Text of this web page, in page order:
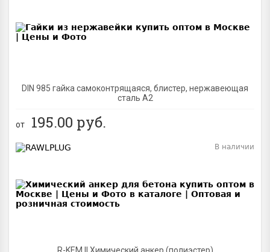
DIN 985 гайка самоконтрящаяся, блистер, нержавеющая
сталь A2
от 195.00 руб.
В наличии